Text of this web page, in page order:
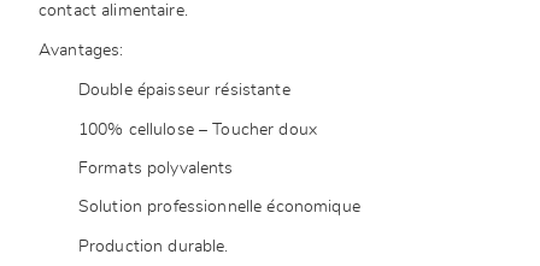
contact alimentaire.
Avantages:
Double épaisseur résistante
100% cellulose – Toucher doux
Formats polyvalents
Solution professionnelle économique
Production durable.